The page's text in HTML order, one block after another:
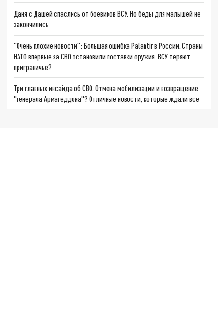
Даня с Дашей спаслись от боевиков ВСУ. Но беды для малышей не
закончились
"Очень плохие новости": Большая ошибка Palantir в России. Страны
НАТО впервые за СВО остановили поставки оружия. ВСУ теряют
приграничье?
Три главных инсайда об СВО. Отмена мобилизации и возвращение
"генерала Армагеддона"? Отличные новости, которые ждали все